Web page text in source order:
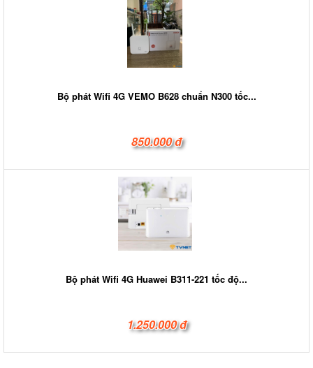
Bộ phát Wifi 4G VEMO B628 chuẩn N300 tốc...
850.000 đ
Bộ phát Wifi 4G Huawei B311-221 tốc độ...
1.250.000 đ